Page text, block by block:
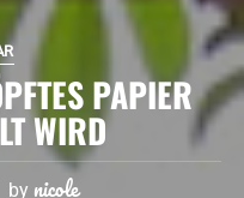
PAPIER
WIRD
by nicole